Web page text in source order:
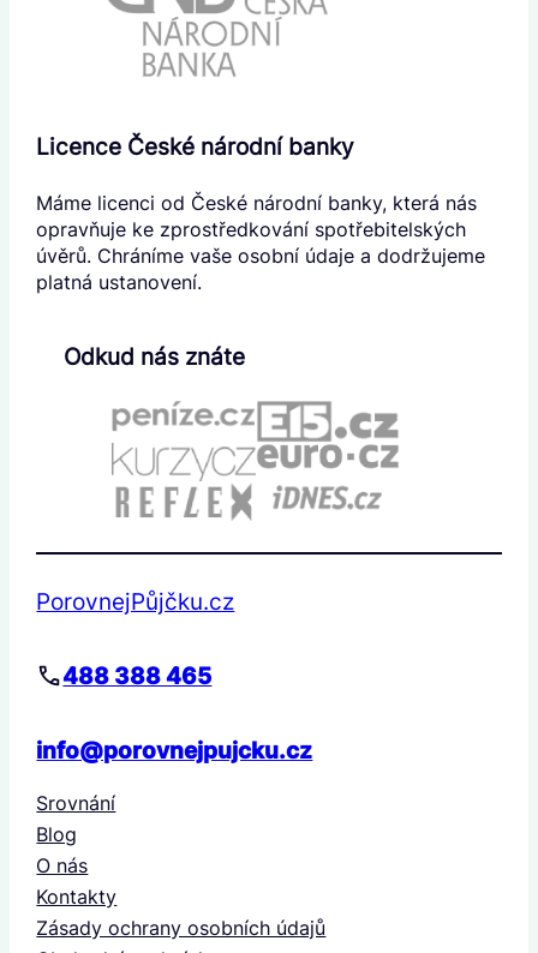
Licence České národní banky
Máme licenci od České národní banky, která nás
opravňuje ke zprostředkování spotřebitelských
úvěrů. Chráníme vaše osobní údaje a dodržujeme
platná ustanovení.
Odkud nás znáte
PorovnejPůjčku.cz
488 388 465
info@porovnejpujcku.cz
Srovnání
Blog
O nás
Kontakty
Zásady ochrany osobních údajů